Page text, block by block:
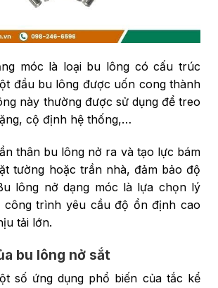
móc là loại bu lông có cấu trúc
đầu bu lông được uốn cong thành
này thường được sử dụng để treo
cộ định hệ thống,…
thân bu lông nở ra và tạo lực bám
tường hoặc trần nhà, đảm bảo độ
lông nở dạng móc là lựa chọn lý
công trình yêu cầu độ ổn định cao
tải lớn.
bu lông nở sắt
số ứng dụng phổ biến của tắc kể